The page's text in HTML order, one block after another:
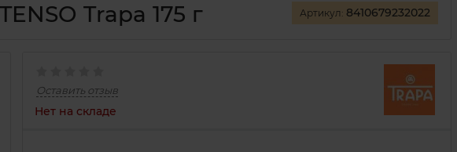
Trapa 175 г Артикул: 8410679232022
Оставить отзыв
Нет на складе